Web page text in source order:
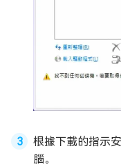
根據下載的指示
腦。